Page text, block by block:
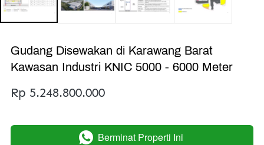
Gudang Disewakan di Karawang Barat
Kawasan Industri KNIC 5000 - 6000 Meter
Rp 5.248.800.000
` Berminat Properti Ini